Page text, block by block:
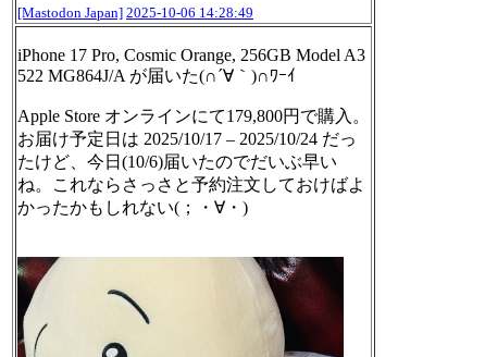
[Mastodon Japan] 2025-10-06 14:28:49
iPhone 17 Pro, Cosmic Orange, 256GB Model A3
522 MG864J/A が届いた(∩´∀｀)∩ﾜｰｲ
Apple Store オンラインにて179,800円で購入。
お届け予定日は 2025/10/17 – 2025/10/24 だっ
たけど、今日(10/6)届いたのでだいぶ早い
ね。これならさっさと予約注文しておけばよ
かったかもしれない(；・∀・)